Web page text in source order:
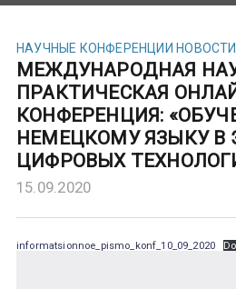
НАУЧНЫЕ КОНФЕРЕНЦИИ НОВОСТИ
МЕЖДУНАРОДНАЯ
ПРАКТИЧЕСКАЯ
КОНФЕРЕНЦИЯ:
НЕМЕЦКОМУ ЯЗЫКУ В
ЦИФРОВЫХ
15.09.2020
informatsionnoe_pismo_konf_10_09_2020